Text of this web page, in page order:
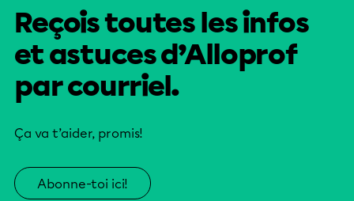
Reçois toutes les infos
et astuces d’Alloprof
par courriel.
Ça va t’aider, promis!
Abonne-toi ici!